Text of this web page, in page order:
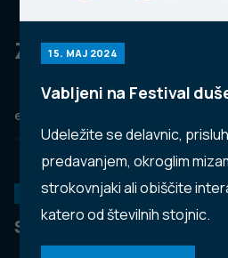
15. MAJ 2024
Vabljeni na Festival
Udeležite se delavnic,
predavanjem, okroglim
strokovnjaki ali obiščite
katero od številnih stojnic.
Za dobro javno zdravje
eZdravje
KORONAVIRUS
Spremljanje okužb s SARS-